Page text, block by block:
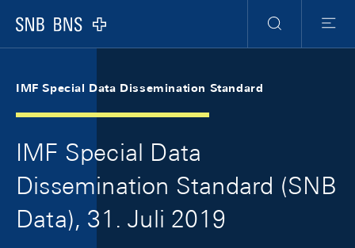
Logo
Suche
Menu
IMF Special Data Dissemination Standard
IMF Special Data
Dissemination Standard (SNB
Data), 31. Juli 2019